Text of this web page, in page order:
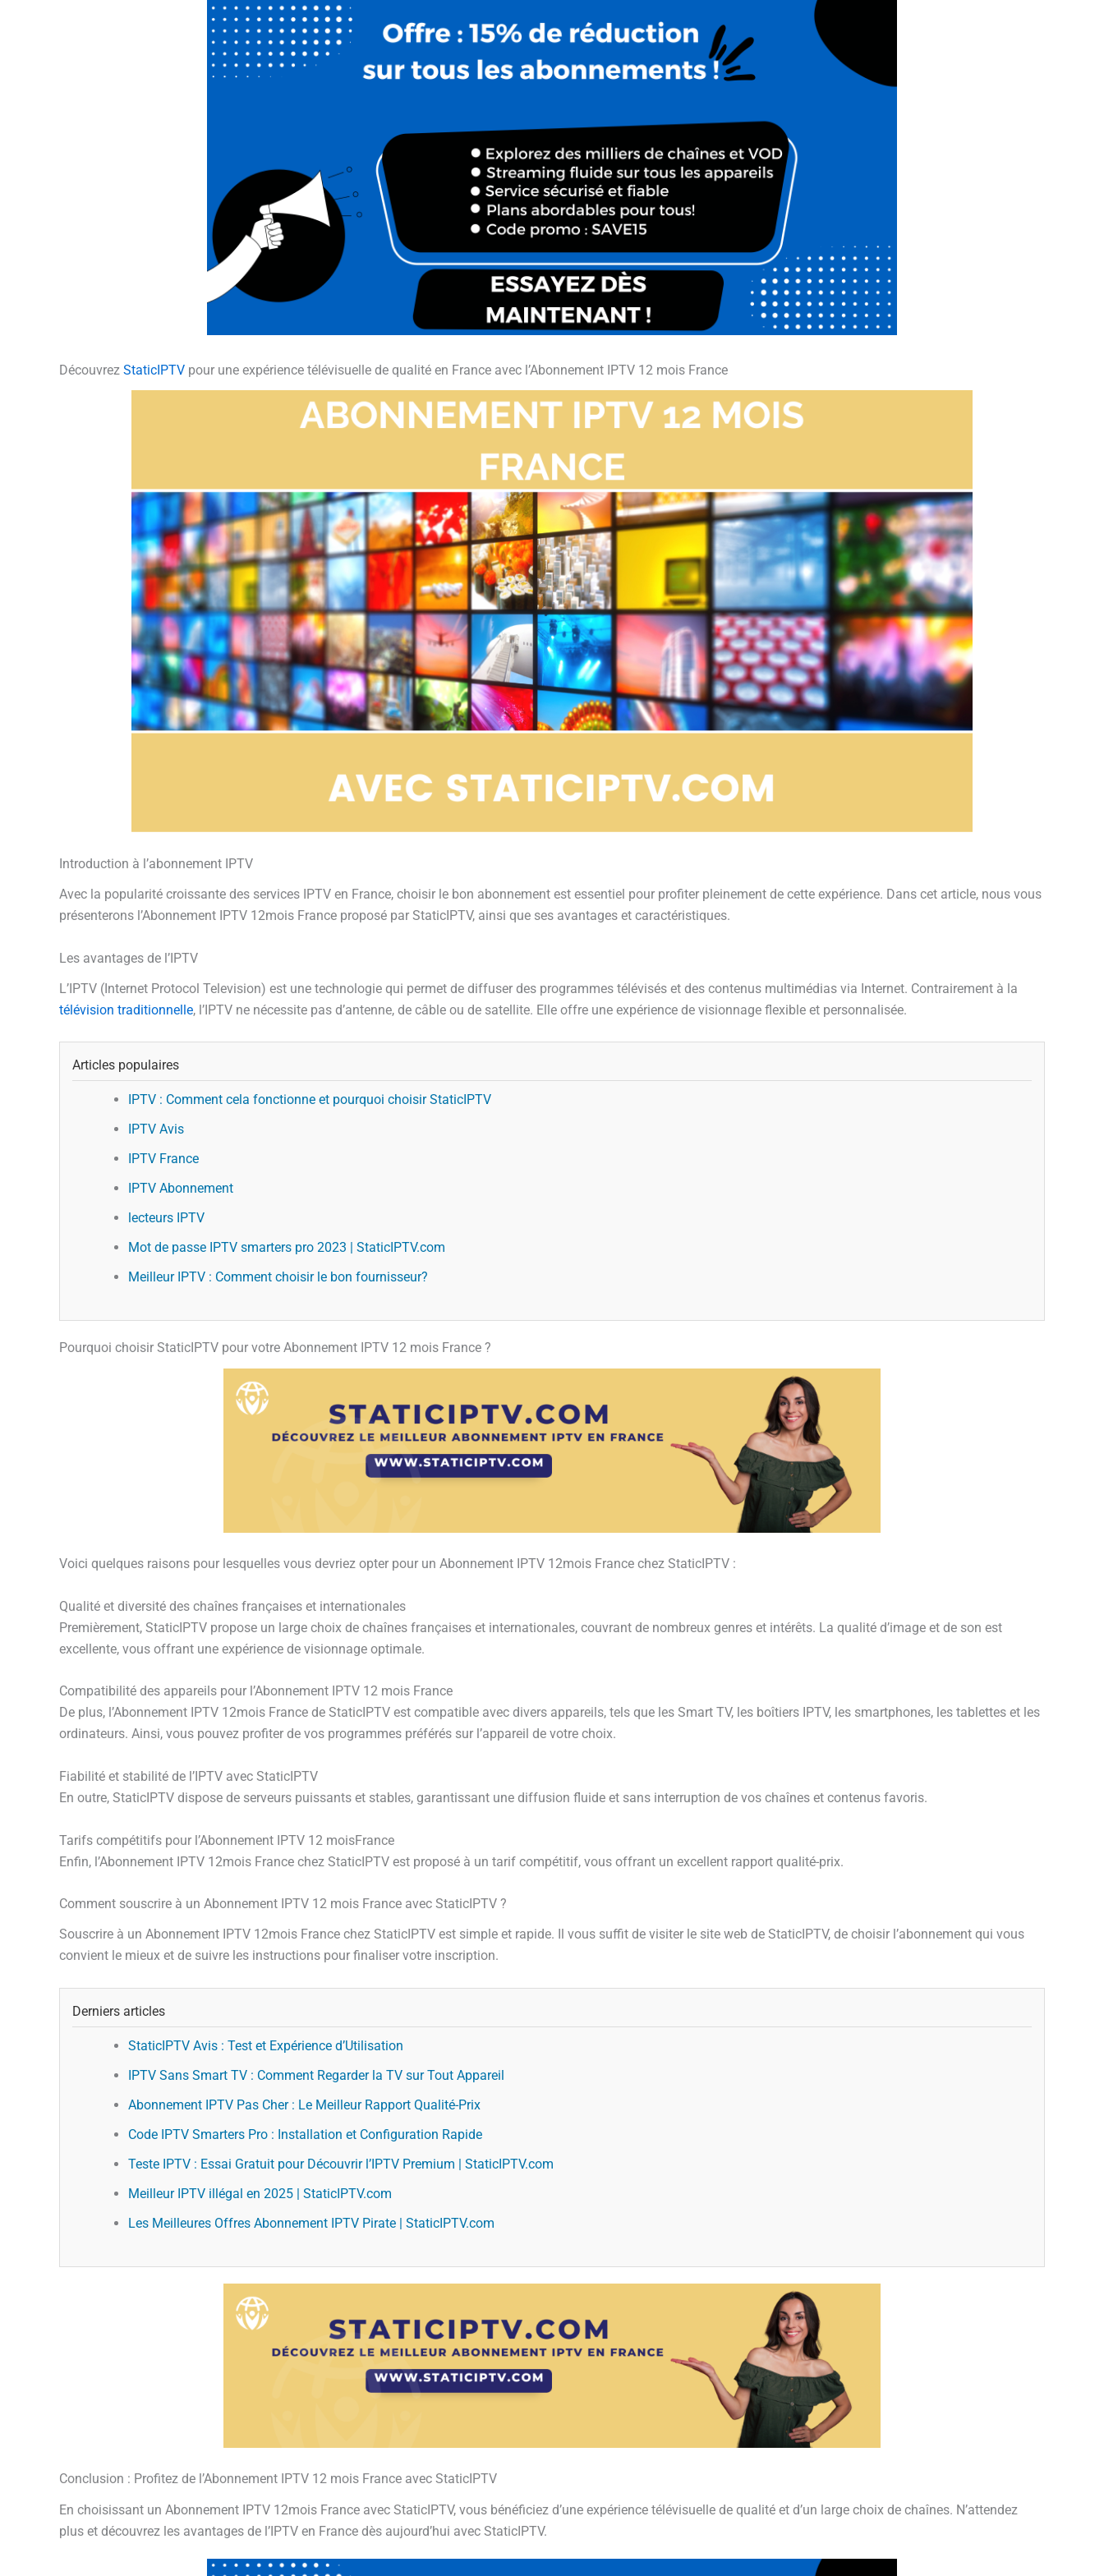
Découvrez StaticIPTV pour une expérience télévisuelle de qualité en France avec l’Abonnement IPTV 12 mois France
Introduction à l’abonnement IPTV
Avec la popularité croissante des services IPTV en France, choisir le bon abonnement est essentiel pour profiter pleinement de cette expérience. Dans cet article, nous vous
présenterons l’Abonnement IPTV 12mois France proposé par StaticIPTV, ainsi que ses avantages et caractéristiques.
Les avantages de l’IPTV
L’IPTV (Internet Protocol Television) est une technologie qui permet de diffuser des programmes télévisés et des contenus multimédias via Internet. Contrairement à la
télévision traditionnelle, l’IPTV ne nécessite pas d’antenne, de câble ou de satellite. Elle offre une expérience de visionnage flexible et personnalisée.
Articles populaires
IPTV : Comment cela fonctionne et pourquoi choisir StaticIPTV
IPTV Avis
IPTV France
IPTV Abonnement
lecteurs IPTV
Mot de passe IPTV smarters pro 2023 | StaticIPTV.com
Meilleur IPTV : Comment choisir le bon fournisseur?
Pourquoi choisir StaticIPTV pour votre Abonnement IPTV 12 mois France ?
Voici quelques raisons pour lesquelles vous devriez opter pour un Abonnement IPTV 12mois France chez StaticIPTV :
Qualité et diversité des chaînes françaises et internationales
Premièrement, StaticIPTV propose un large choix de chaînes françaises et internationales, couvrant de nombreux genres et intérêts. La qualité d’image et de son est
excellente, vous offrant une expérience de visionnage optimale.
Compatibilité des appareils pour l’Abonnement IPTV 12 mois France
De plus, l’Abonnement IPTV 12mois France de StaticIPTV est compatible avec divers appareils, tels que les Smart TV, les boîtiers IPTV, les smartphones, les tablettes et les
ordinateurs. Ainsi, vous pouvez profiter de vos programmes préférés sur l’appareil de votre choix.
Fiabilité et stabilité de l’IPTV avec StaticIPTV
En outre, StaticIPTV dispose de serveurs puissants et stables, garantissant une diffusion fluide et sans interruption de vos chaînes et contenus favoris.
Tarifs compétitifs pour l’Abonnement IPTV 12 moisFrance
Enfin, l’Abonnement IPTV 12mois France chez StaticIPTV est proposé à un tarif compétitif, vous offrant un excellent rapport qualité-prix.
Comment souscrire à un Abonnement IPTV 12 mois France avec StaticIPTV ?
Souscrire à un Abonnement IPTV 12mois France chez StaticIPTV est simple et rapide. Il vous suffit de visiter le site web de StaticIPTV, de choisir l’abonnement qui vous
convient le mieux et de suivre les instructions pour finaliser votre inscription.
Derniers articles
StaticIPTV Avis : Test et Expérience d’Utilisation
IPTV Sans Smart TV : Comment Regarder la TV sur Tout Appareil
Abonnement IPTV Pas Cher : Le Meilleur Rapport Qualité-Prix
Code IPTV Smarters Pro : Installation et Configuration Rapide
Teste IPTV : Essai Gratuit pour Découvrir l’IPTV Premium | StaticIPTV.com
Meilleur IPTV illégal en 2025 | StaticIPTV.com
Les Meilleures Offres Abonnement IPTV Pirate | StaticIPTV.com
Conclusion : Profitez de l’Abonnement IPTV 12 mois France avec StaticIPTV
En choisissant un Abonnement IPTV 12mois France avec StaticIPTV, vous bénéficiez d’une expérience télévisuelle de qualité et d’un large choix de chaînes. N’attendez
plus et découvrez les avantages de l’IPTV en France dès aujourd’hui avec StaticIPTV.